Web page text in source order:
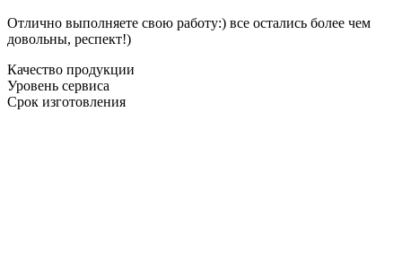
Отлично выполняете свою работу:) все остались более чем
довольны, респект!)
Качество продукции
Уровень сервиса
Срок изготовления